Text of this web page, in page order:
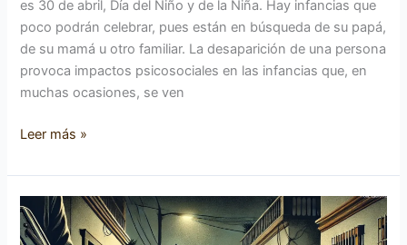
es 30 de abril, Día del Niño y de la Niña. Hay infancias que
poco podrán celebrar, pues están en búsqueda de su papá,
de su mamá u otro familiar. La desaparición de una persona
provoca impactos psicosociales en las infancias que, en
muchas ocasiones, se ven
Leer más »
«Se
lo